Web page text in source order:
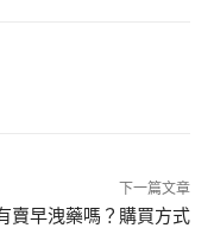
下一篇文章
賣早洩藥嗎？購買方式